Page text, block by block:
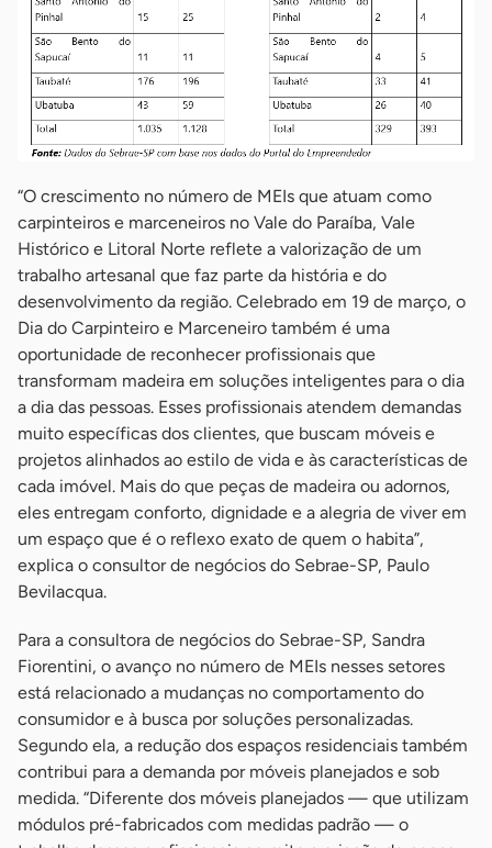
“O crescimento no número de MEIs que atuam como
carpinteiros e marceneiros no Vale do Paraíba, Vale
Histórico e Litoral Norte reflete a valorização de um
trabalho artesanal que faz parte da história e do
desenvolvimento da região. Celebrado em 19 de março, o
Dia do Carpinteiro e Marceneiro também é uma
oportunidade de reconhecer profissionais que
transformam madeira em soluções inteligentes para o dia
a dia das pessoas. Esses profissionais atendem demandas
muito específicas dos clientes, que buscam móveis e
projetos alinhados ao estilo de vida e às características de
cada imóvel. Mais do que peças de madeira ou adornos,
eles entregam conforto, dignidade e a alegria de viver em
um espaço que é o reflexo exato de quem o habita”,
explica o consultor de negócios do Sebrae-SP, Paulo
Bevilacqua.
Para a consultora de negócios do Sebrae-SP, Sandra
Fiorentini, o avanço no número de MEIs nesses setores
está relacionado a mudanças no comportamento do
consumidor e à busca por soluções personalizadas.
Segundo ela, a redução dos espaços residenciais também
contribui para a demanda por móveis planejados e sob
medida. “Diferente dos móveis planejados — que utilizam
módulos pré-fabricados com medidas padrão — o